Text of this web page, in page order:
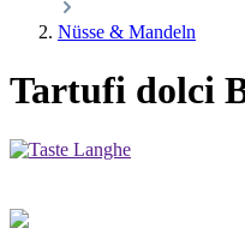
Nüsse & Mandeln
Tartufi dolci